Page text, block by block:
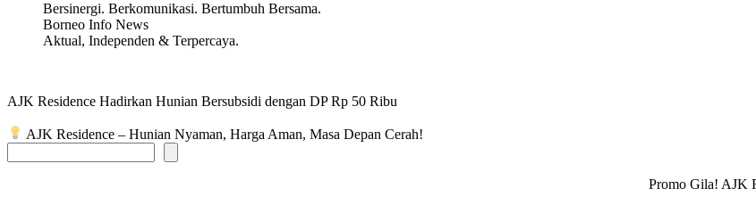
Bersinergi. Berkomunikasi. Bertumbuh Bersama.
Borneo Info News
Aktual, Independen & Terpercaya.
AJK Residence Hadirkan Hunian Bersubsidi dengan DP Rp 50 Ribu
AJK Residence – Hunian Nyaman, Harga Aman, Masa Depan Cerah!
Promo Gila! AJK